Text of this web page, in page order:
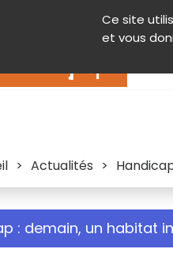
Ce site
et vous
Contenu Aide et
> Actualités >
: demain, un habitat